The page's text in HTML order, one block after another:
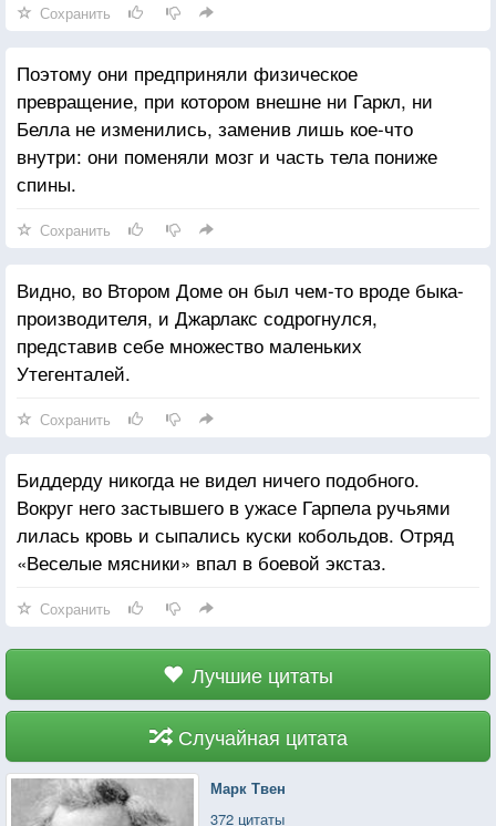
Сохранить
Поэтому они предприняли физическое
превращение, при котором внешне ни Гаркл, ни
Белла не изменились, заменив лишь кое-что
внутри: они поменяли мозг и часть тела пониже
спины.
Сохранить
Видно, во Втором Доме он был чем-то вроде быка-
производителя, и Джарлакс содрогнулся,
представив себе множество маленьких
Утегенталей.
Сохранить
Биддерду никогда не видел ничего подобного.
Вокруг него застывшего в ужасе Гарпела ручьями
лилась кровь и сыпались куски кобольдов. Отряд
«Веселые мясники» впал в боевой экстаз.
Сохранить
Лучшие цитаты
Случайная цитата
Марк Твен
372 цитаты